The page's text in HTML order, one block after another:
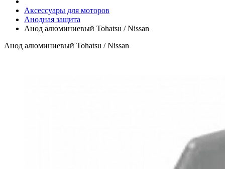
Аксессуары для моторов
Анодная защита
Анод алюминиевый Tohatsu / Nissan
Анод алюминиевый Tohatsu / Nissan